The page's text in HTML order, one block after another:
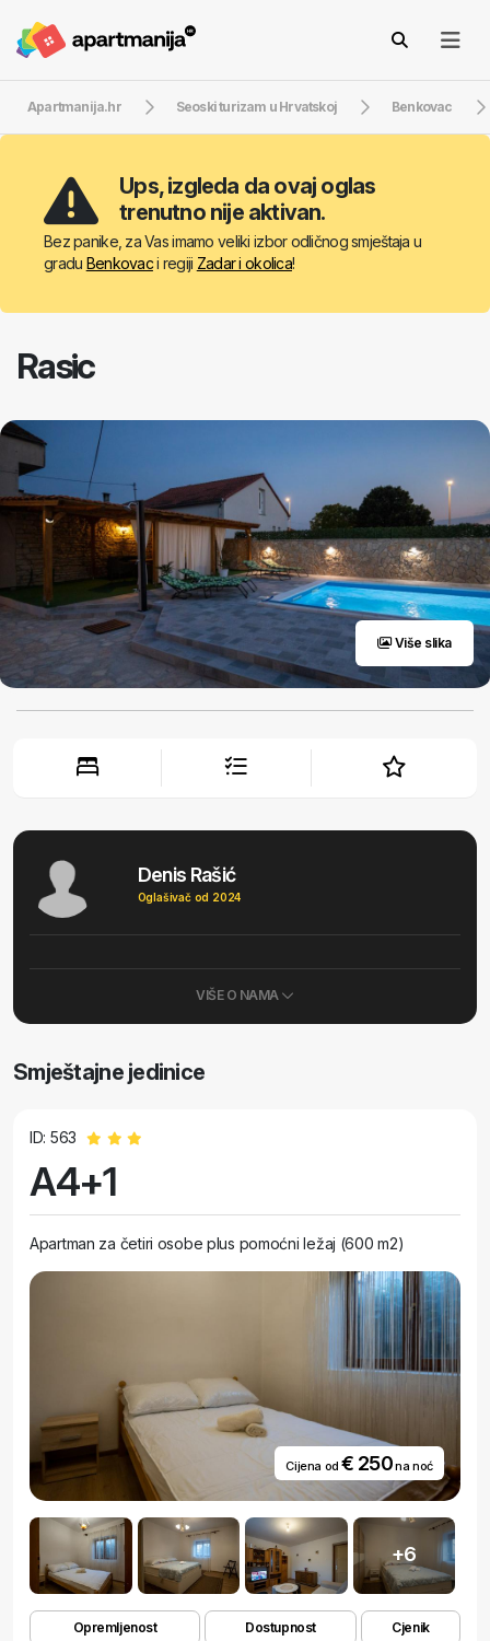
Apartmanija.hr Seoski turizam u Hrvatskoj Benkovac
Ups, izgleda da ovaj oglas
trenutno nije aktivan.
Bez panike, za Vas imamo veliki izbor odličnog smještaja u
gradu Benkovaci regiji Zadar i okolica!
Rasic
Više slika
Denis Rašić
Oglašivač od 2024
VIŠE O NAMA
Smještajne jedinice
ID: 563
A4+1
Apartman za četiri osobe plus pomoćni ležaj (600 m2)
Cijena od€ 250na noć
+6
Opremljenost Dostupnost Cjenik